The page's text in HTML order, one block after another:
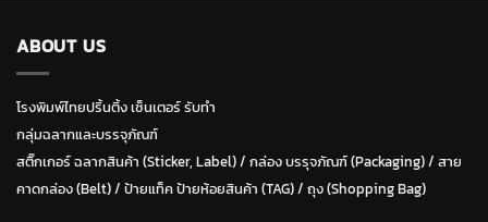
ABOUT US
โรงพิมพ์ไทยปริ้นติ้ง เซ็นเตอร์ รับทำ
กลุ่มฉลากและบรรจุภัณฑ์
สติ๊กเกอร์ ฉลากสินค้า (Sticker, Label)/ กล่อง บรรุจภัณฑ์ (Packaging)/ สาย
คาดกล่อง (Belt)/ ป้ายแท็ค ป้ายห้อยสินค้า (TAG)/ ถุง (Shopping Bag)